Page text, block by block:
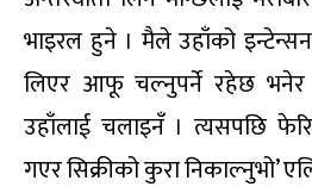
भाइरल हुने । मैले उहाँको
लिएर आफू चल्नुपर्ने रहेछ भनेर
उहाँलाई चलाइनँ । त्यसपछि
गएर सिक्रीको कुरा निकाल्नुभो’